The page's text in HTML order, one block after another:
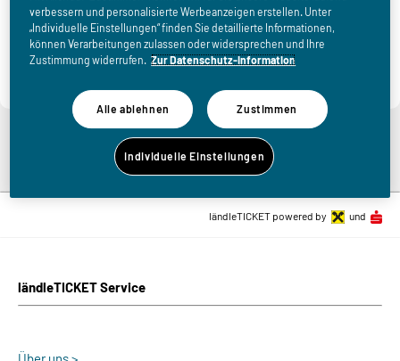
bis
Zurück zur Übersicht
ländleTICKET Service
ländleTICKET powered by und
verbessern und personalisierte Werbeanzeigen erstellen. Unter
„Individuelle Einstellungen“ finden Sie detaillierte Informationen,
können Verarbeitungen zulassen oder widersprechen und Ihre
Zustimmung widerrufen. Zur Datenschutz-Information
Alle ablehnen Zustimmen
Individuelle Einstellungen